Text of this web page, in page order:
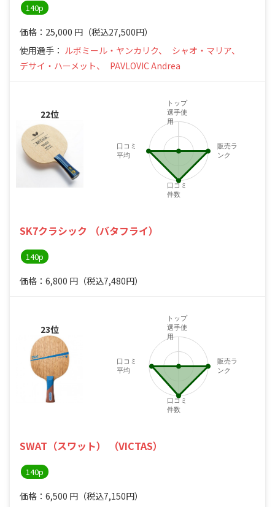
140p
価格：25,000 円 （税込27,500円）
使用選手： ルボミール・ヤンカリク、
シャオ・マリア、
デサイ・ハーメット、
PAVLOVIC Andrea
22位
SK7クラシック （バタフライ）
140p
価格：6,800 円 （税込7,480円）
トップ
選手使
用
販売ラ
ンク
口コミ
件数
口コミ
平均
23位
SWAT（スワット） （VICTAS）
140p
価格：6,500 円 （税込7,150円）
トップ
選手使
用
販売ラ
ンク
口コミ
件数
口コミ
平均